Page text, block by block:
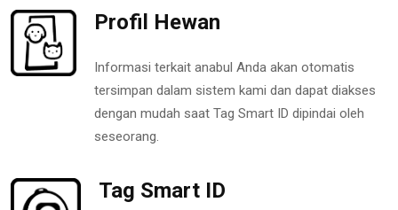
Profil Hewan
Informasi terkait anabul Anda akan otomatis
tersimpan dalam sistem kami dan dapat diakses
dengan mudah saat Tag Smart ID dipindai oleh
seseorang.
Tag Smart ID